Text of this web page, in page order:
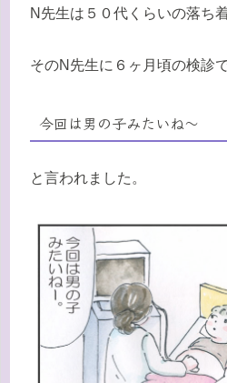
N先生は５０代くらいの落ち
そのN先生に６ヶ月頃の検診で
今回は男の子みたいね〜
と言われました。